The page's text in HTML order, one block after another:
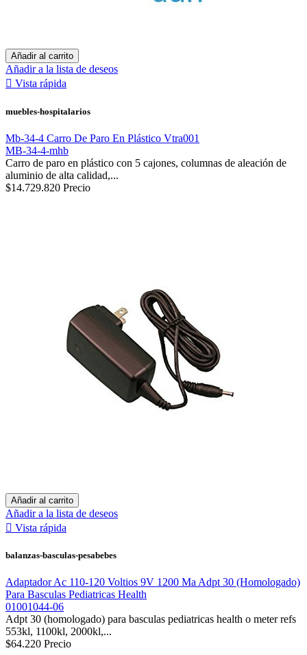
Añadir al carrito
Añadir a la lista de deseos
 Vista rápida
muebles-hospitalarios
Mb-34-4 Carro De Paro En Plástico Vtra001
MB-34-4-mhb
Carro de paro en plástico con 5 cajones, columnas de aleación de
aluminio de alta calidad,...
$14.729.820 Precio
Añadir al carrito
Añadir a la lista de deseos
 Vista rápida
balanzas-basculas-pesabebes
Adaptador Ac 110-120 Voltios 9V 1200 Ma Adpt 30 (Homologado)
Para Basculas Pediatricas Health
01001044-06
Adpt 30 (homologado) para basculas pediatricas health o meter refs
553kl, 1100kl, 2000kl,...
$64.220 Precio